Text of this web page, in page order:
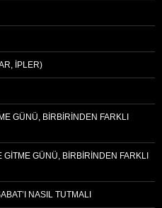
İPLER)
GÜNÜ, BIRBIRINDEN FARKLI
GITME GÜNÜ, BIRBIRINDEN FARKLI
NASIL TUTMALI